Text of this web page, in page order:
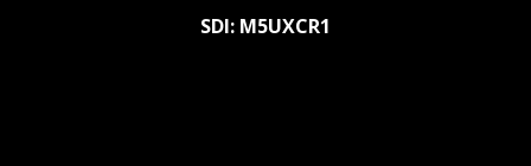
SDI: M5UXCR1